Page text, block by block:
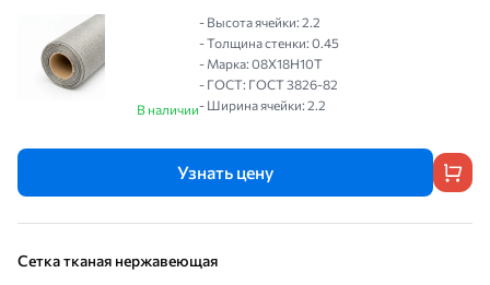
В наличии
- Высота ячейки: 2.2
- Толщина стенки: 0.45
- Марка: 08Х18Н10Т
- ГОСТ: ГОСТ 3826-82
- Ширина ячейки: 2.2
Узнать цену
Сетка тканая нержавеющая